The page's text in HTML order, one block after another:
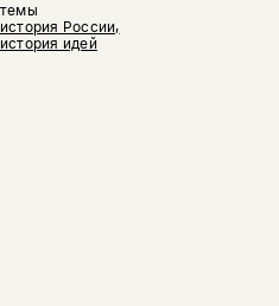
темы
история России,
история идей